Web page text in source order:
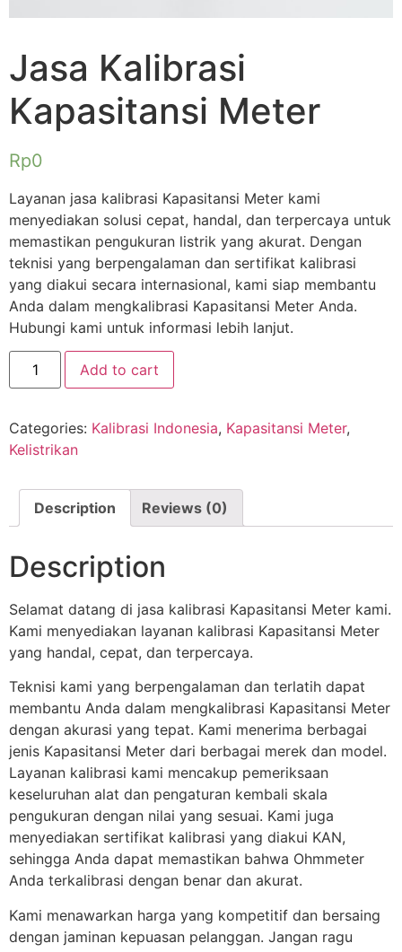
Jasa Kalibrasi
Kapasitansi Meter
Rp0
Layanan jasa kalibrasi Kapasitansi Meter kami
menyediakan solusi cepat, handal, dan terpercaya untuk
memastikan pengukuran listrik yang akurat. Dengan
teknisi yang berpengalaman dan sertifikat kalibrasi
yang diakui secara internasional, kami siap membantu
Anda dalam mengkalibrasi Kapasitansi Meter Anda.
Hubungi kami untuk informasi lebih lanjut.
Add to cart
Categories: Kalibrasi Indonesia, Kapasitansi Meter,
Kelistrikan
Description Reviews (0)
Description
Selamat datang di jasa kalibrasi Kapasitansi Meter kami.
Kami menyediakan layanan kalibrasi Kapasitansi Meter
yang handal, cepat, dan terpercaya.
Teknisi kami yang berpengalaman dan terlatih dapat
membantu Anda dalam mengkalibrasi Kapasitansi Meter
dengan akurasi yang tepat. Kami menerima berbagai
jenis Kapasitansi Meter dari berbagai merek dan model.
Layanan kalibrasi kami mencakup pemeriksaan
keseluruhan alat dan pengaturan kembali skala
pengukuran dengan nilai yang sesuai. Kami juga
menyediakan sertifikat kalibrasi yang diakui KAN,
sehingga Anda dapat memastikan bahwa Ohmmeter
Anda terkalibrasi dengan benar dan akurat.
Kami menawarkan harga yang kompetitif dan bersaing
dengan jaminan kepuasan pelanggan. Jangan ragu